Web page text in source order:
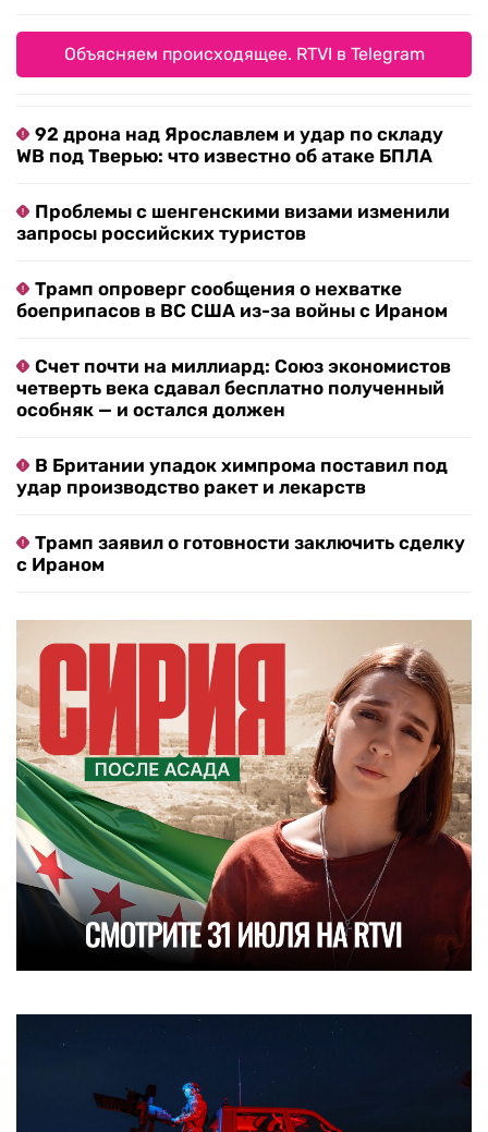
Объясняем происходящее. RTVI в Telegram
92 дрона над Ярославлем и удар по складу
WB под Тверью: что известно об атаке БПЛА
Проблемы с шенгенскими визами изменили
запросы российских туристов
Трамп опроверг сообщения о нехватке
боеприпасов в ВС США из-за войны с Ираном
Счет почти на миллиард: Союз экономистов
четверть века сдавал бесплатно полученный
особняк — и остался должен
В Британии упадок химпрома поставил под
удар производство ракет и лекарств
Трамп заявил о готовности заключить сделку
с Ираном